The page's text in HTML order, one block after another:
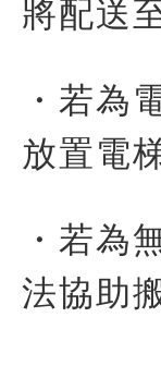
將配送
・若為
放置電
・若為
法協助